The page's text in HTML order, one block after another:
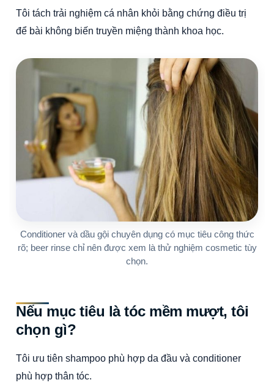
Tôi tách trải nghiệm cá nhân khỏi bằng chứng điều trị
để bài không biến truyền miệng thành khoa học.
Conditioner và dầu gội chuyên dụng có mục tiêu công thức
rõ; beer rinse chỉ nên được xem là thử nghiệm cosmetic tùy
chọn.
Nếu mục tiêu là tóc mềm mượt, tôi
chọn gì?
Tôi ưu tiên shampoo phù hợp da đầu và conditioner
phù hợp thân tóc.